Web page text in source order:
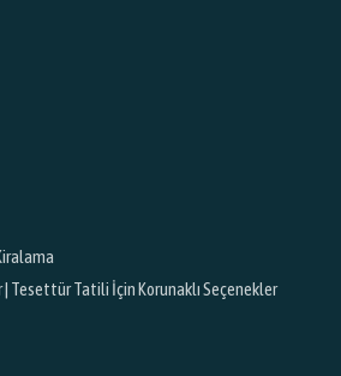
Tesettür Tatili İçin Korunaklı Seçenekler